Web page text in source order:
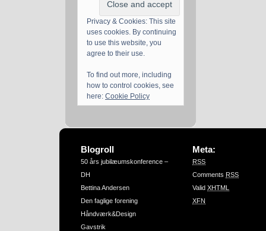
Privacy & Cookies: This site
uses cookies. By continuing
to use this website, you
agree to their use.
To find out more, including
how to control cookies, see
here: Cookie Policy
Blogroll
50 års jubilæumskonference –
DH
Bettina Andersen
Den faglige forening
Håndværk&Design
Gavstrik
Meta:
RSS
Comments RSS
Valid XHTML
XFN